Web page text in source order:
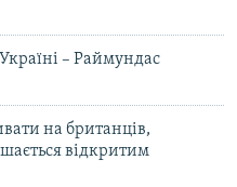
– Раймундас
на британців,
відкритим